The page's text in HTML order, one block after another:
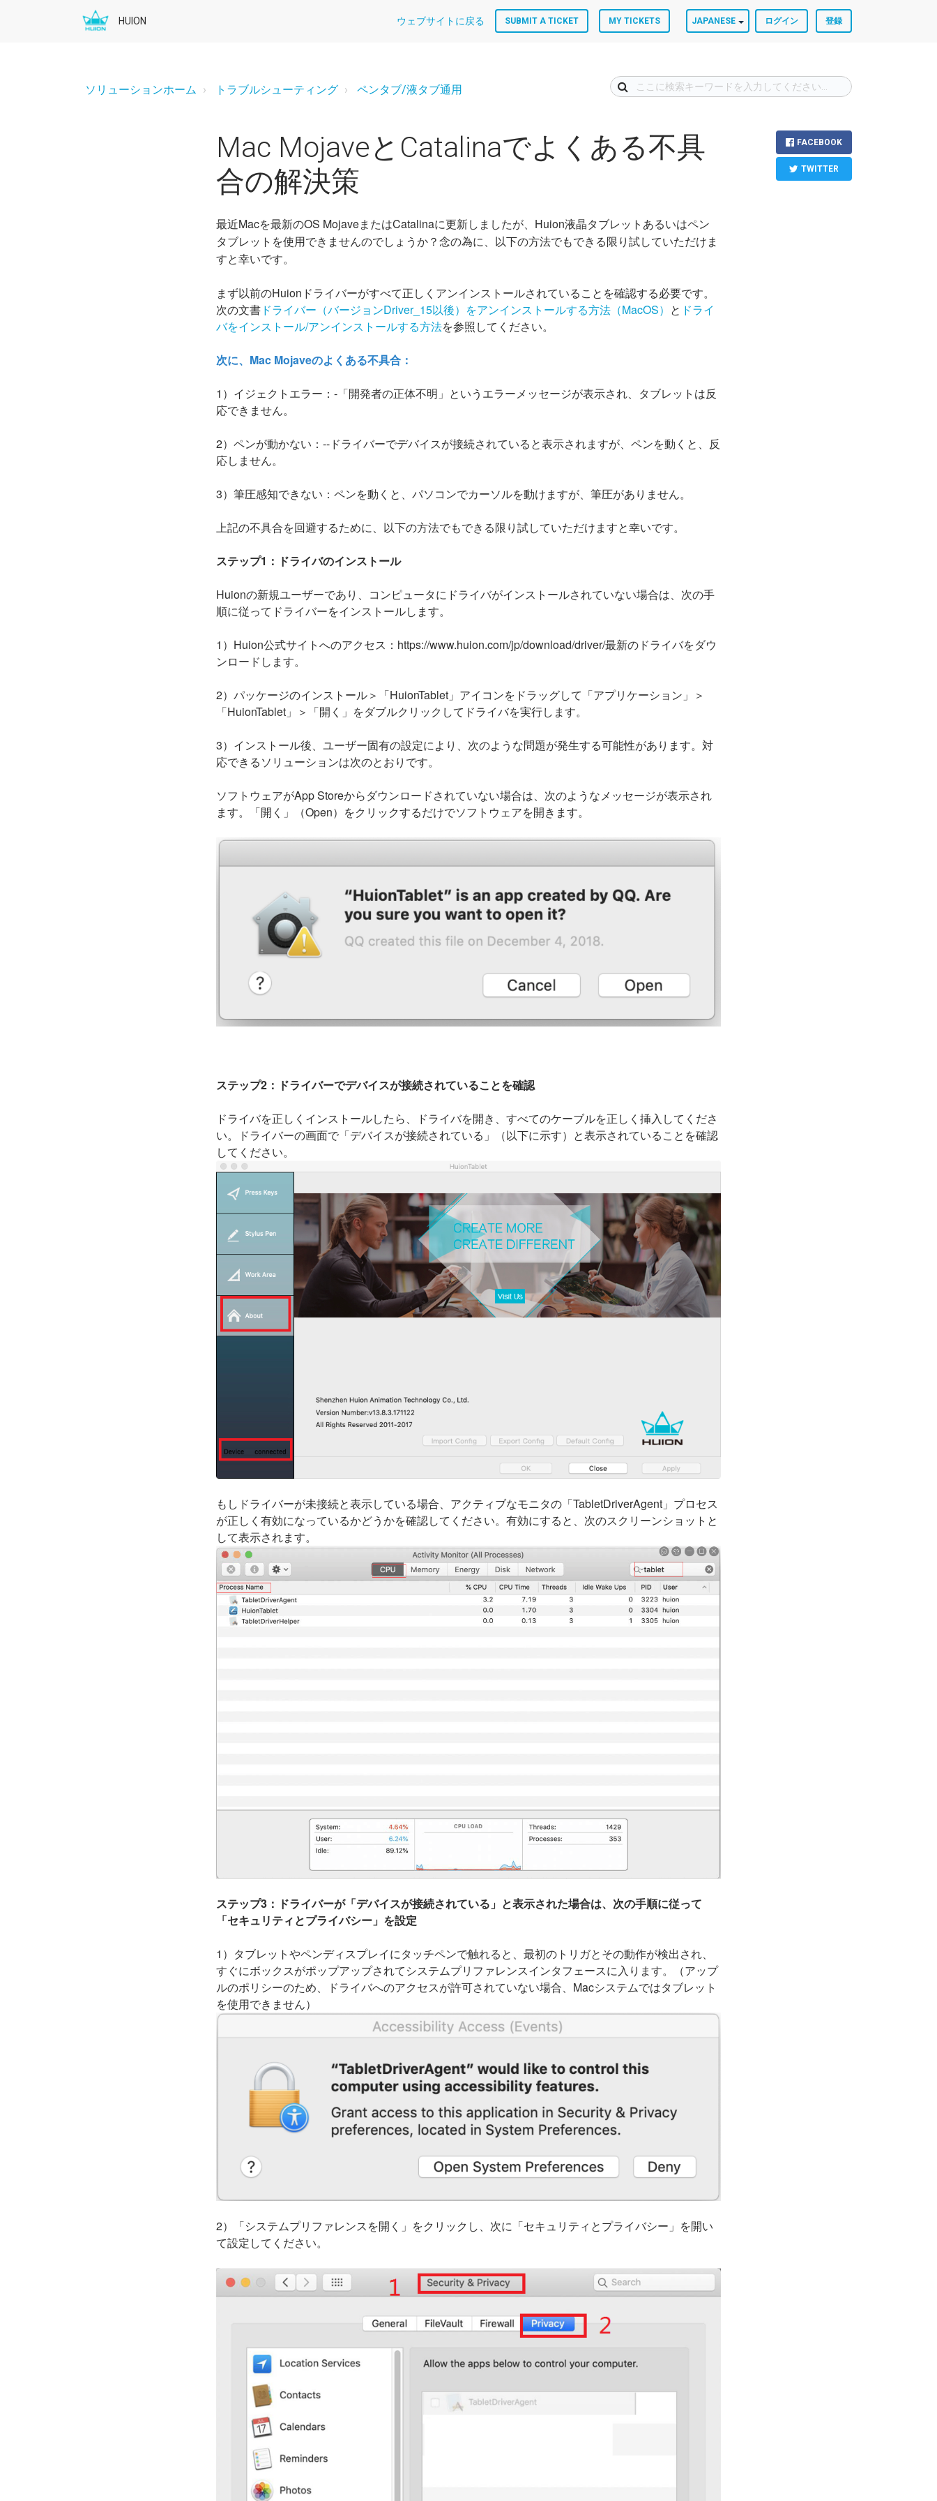
HUION ウェブサイトに戻る SUBMIT A TICKET MY TICKETS JAPANESE ログイン 登録
ソリューションホーム トラブルシューティング ペンタブ/液タブ通用
Mac MojaveとCatalinaでよくある不具
合の解決策
最近Macを最新のOS MojaveまたはCatalinaに更新しましたが、Huion液晶タブレットあるいはペン
タブレットを使用できませんのでしょうか？念の為に、以下の方法でもできる限り試していただけま
すと幸いです。
まず以前のHuionドライバーがすべて正しくアンインストールされていることを確認する必要です。
次の文書 ドライバー（バージョンDriver_15以後）をアンインストールする方法（MacOS） と ドライ
バをインストール/アンインストールする方法を参照してください。
次に、Mac Mojaveのよくある不具合：
1）イジェクトエラー：-「開発者の正体不明」というエラーメッセージが表示され、タブレットは反
応できません。
2）ペンが動かない：--ドライバーでデバイスが接続されていると表示されますが、ペンを動くと、反
応しません。
3）筆圧感知できない：ペンを動くと、パソコンでカーソルを動けますが、筆圧がありません。
上記の不具合を回避するために、以下の方法でもできる限り試していただけますと幸いです。
ステップ1：ドライバのインストール
Huionの新規ユーザーであり、コンピュータにドライバがインストールされていない場合は、次の手
順に従ってドライバーをインストールします。
1）Huion公式サイトへのアクセス：https://www.huion.com/jp/download/driver/最新のドライバをダウ
ンロードします。
2）パッケージのインストール＞「HuionTablet」アイコンをドラッグして「アプリケーション」＞
「HuionTablet」＞「開く」をダブルクリックしてドライバを実行します。
3）インストール後、ユーザー固有の設定により、次のような問題が発生する可能性があります。対
応できるソリューションは次のとおりです。
ソフトウェアがApp Storeからダウンロードされていない場合は、次のようなメッセージが表示され
ます。
「開く」（Open）をクリックするだけでソフトウェアを開きます。
ステップ2：ドライバーでデバイスが接続されていることを確認
ドライバを正しくインストールしたら、ドライバを開き、すべてのケーブルを正しく挿入してくださ
い。ドライバーの画面で「デバイスが接続されている」（以下に示す）と表示されていることを確認
してください。
もしドライバーが未接続と表示している場合、アクティブなモニタの「TabletDriverAgent」プロセス
が正しく有効になっているかどうかを確認してください。有効にすると、次のスクリーンショットと
して表示されます。
ステップ3：ドライバーが「デバイスが接続されている」と表示された場合は、次の手順に従って
「セキュリティとプライバシー」を設定
1）タブレットやペンディスプレイにタッチペンで触れると、最初のトリガとその動作が検出され、
すぐにボックスがポップアップされてシステムプリファレンスインタフェースに入ります。（アップ
ルのポリシーのため、ドライバへのアクセスが許可されていない場合、Macシステムではタブレット
を使用できません）
2）「システムプリファレンスを開く」をクリックし、次に「セキュリティとプライバシー」を開い
て設定してください。
FACEBOOK
TWITTER